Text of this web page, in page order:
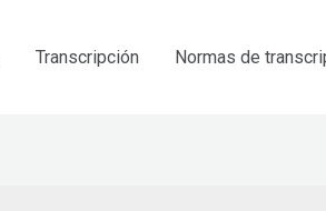
Transcripción Normas de